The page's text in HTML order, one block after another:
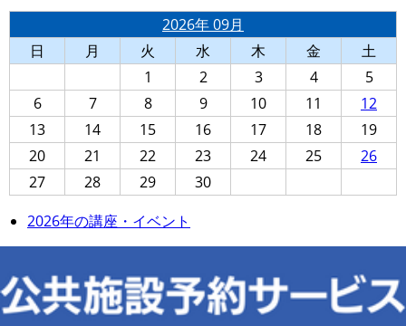
2026年 09月
日
月 火 水 木 金
土
1
2 3 4
5
6
7 8 9 10 11
12
13
14 15 16 17 18
19
20
21 22 23 24 25
26
27
28 29
30
2026年の講座・イベント